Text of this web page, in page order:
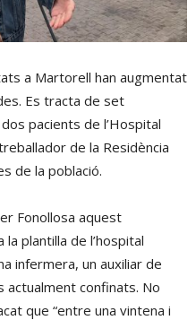
a Martorell han augmentat
Es tracta de set
pacients de l’Hospital
de la Residència
de la població.
Fonollosa aquest
plantilla de l’hospital
infermera, un auxiliar de
actualment confinats. No
que “entre una vintena i